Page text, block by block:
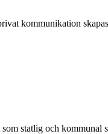
kommunikation
statlig och kommunal